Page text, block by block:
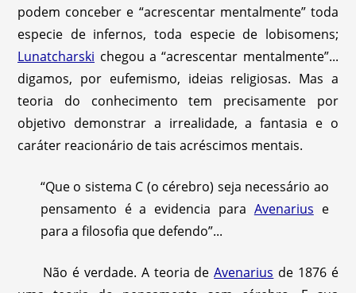
podem conceber e “acrescentar mentalmente” toda
especie de infernos, toda especie de lobisomens;
Lunatcharski chegou a “acrescentar mentalmente”...
digamos, por eufemismo, ideias religiosas. Mas a
teoria do conhecimento tem precisamente por
objetivo demonstrar a irrealidade, a fantasia e o
caráter reacionário de tais acréscimos mentais.
“Que o sistema C (o cérebro) seja necessário ao
pensamento é a evidencia para Avenarius e
para a filosofia que defendo”...
Não é verdade. A teoria deAvenarius de 1876 é